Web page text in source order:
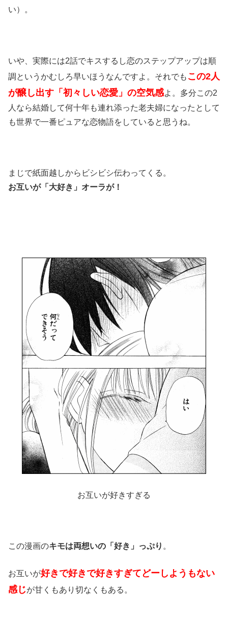
い）。
いや、実際には2話でキスするし恋のステップアップは順
調というかむしろ早いほうなんですよ。それでも この2人
が醸し出す「初々しい恋愛」の空気感よ。多分この2
人なら結婚して何十年も連れ添った老夫婦になったとして
も世界で一番ピュアな恋物語をしていると思うね。
まじで紙面越しからビシビシ伝わってくる。
お互いが「大好き」オーラが！
お互いが好きすぎる
この漫画のキモは両想いの「好き」っぷり 。
お互いが好きで好きで好きすぎてどーしようもない
感じが甘くもあり切なくもある。